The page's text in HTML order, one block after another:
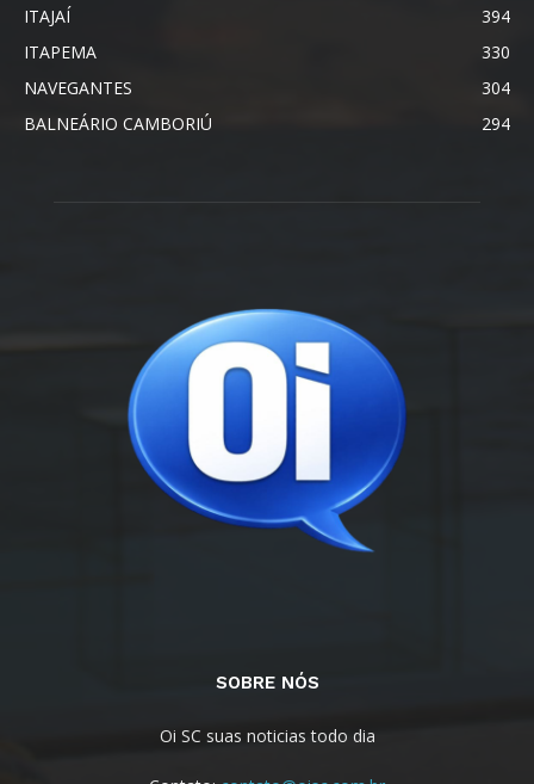
ITAJAÍ
394
ITAPEMA
330
NAVEGANTES
304
BALNEÁRIO CAMBORIÚ
294
SOBRE NÓS
Oi SC suas noticias todo dia